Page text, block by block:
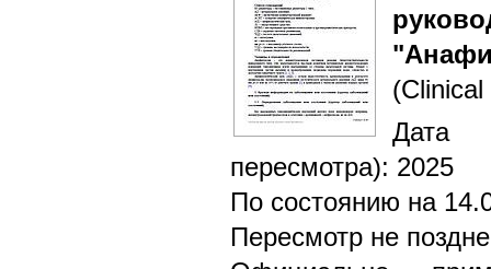
Дата
пересмотра): 2025
По состоянию на
Пересмотр не